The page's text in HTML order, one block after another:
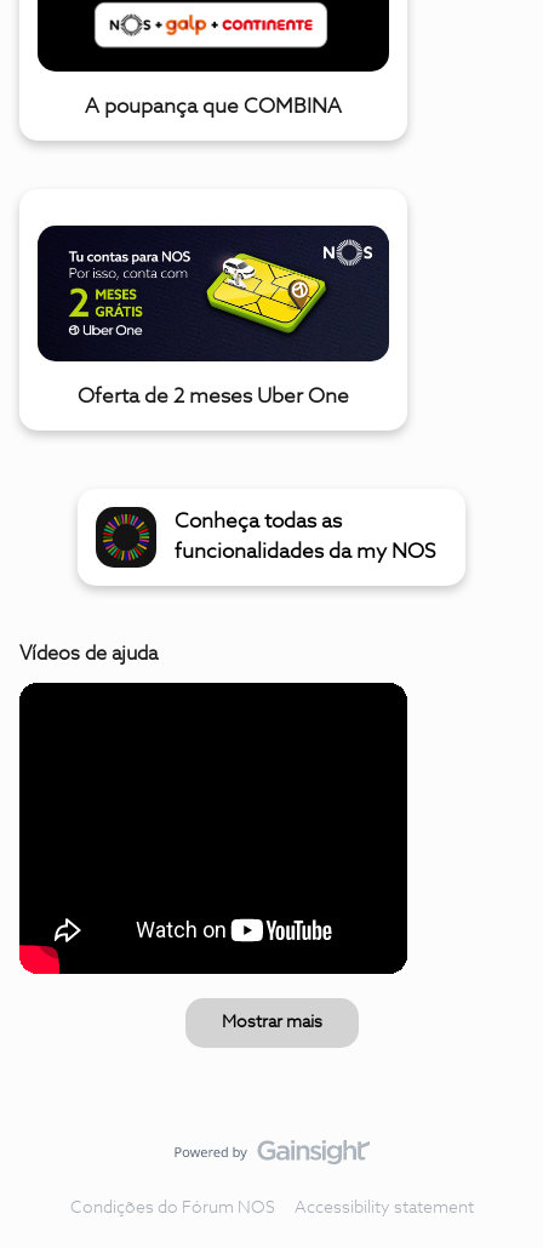
A poupança que COMBINA
Oferta de 2 meses Uber One
Conheça todas as
funcionalidades da my NOS
Vídeos de ajuda
Mostrar mais
Condições do Fórum NOS Accessibility statement